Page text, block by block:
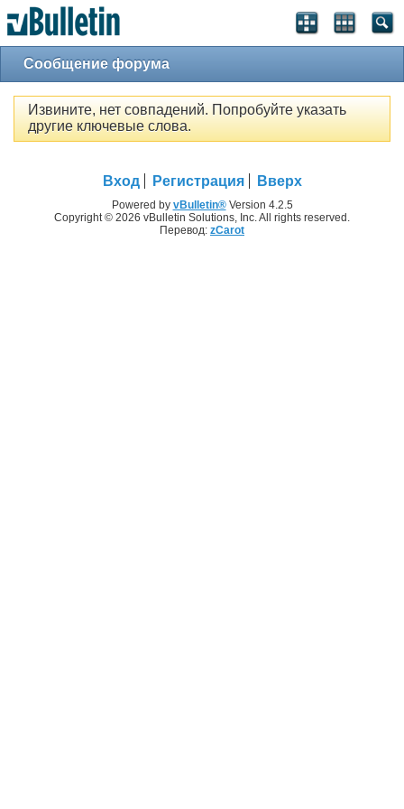
Сообщение форума
Извините, нет совпадений. Попробуйте указать
другие ключевые слова.
Вход Регистрация Вверх
Powered by vBulletin®Version 4.2.5
Copyright © 2026 vBulletin Solutions, Inc. All rights reserved.
Перевод: zCarot